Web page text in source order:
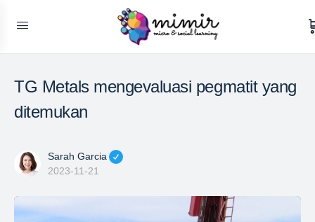
TG Metals mengevaluasi pegmatit yang
ditemukan
Sarah Garcia
2023-11-21